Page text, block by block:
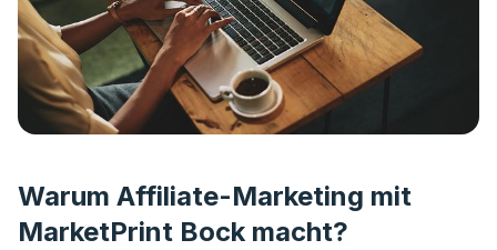
Warum Affiliate-Marketing mit
MarketPrint Bock macht?